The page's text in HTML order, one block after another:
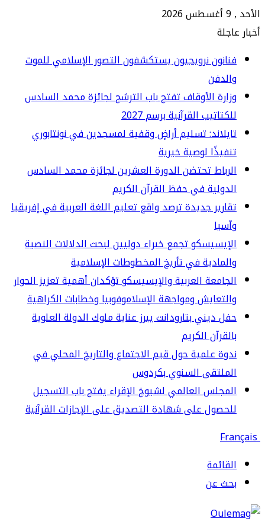
نرويجيون يستكشفون التصور الإسلامي للموت
الأوقاف تفتح باب الترشح لجائزة محمد السادس
القرآنية برسم 2027
تسليم أراضٍ وقفية لمسجدين في نونتابوري
لوصية خيرية
تحتضن الدورة العشرين لجائزة محمد السادس
في حفظ القرآن الكريم
جديدة ترصد واقع تعليم اللغة العربية في إفريقيا
تجمع خبراء دوليين لبحث الدلالات النصية
في تأريخ المخطوطات الإسلامية
العربية والإيسيسكو تؤكدان أهمية تعزيز الحوار
ومواجهة الإسلاموفوبيا وخطابات الكراهية
ديني بتارودانت يبرز عناية ملوك الدولة العلوية
الكريم
علمية حول قيم الاجتماع والتاريخ المحلي في
السنوي بكردوس
العالمي لشيوخ الإقراء يفتح باب التسجيل
على شهادة التصديق على الإجازات القرآنية
عن